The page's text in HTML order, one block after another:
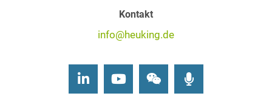
Kontakt
info@heuking.de
LinkedInYoutubeWechat